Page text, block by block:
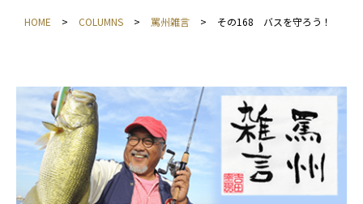
HOME > COLUMNS > 罵州雑言 > その168 バスを守ろう！